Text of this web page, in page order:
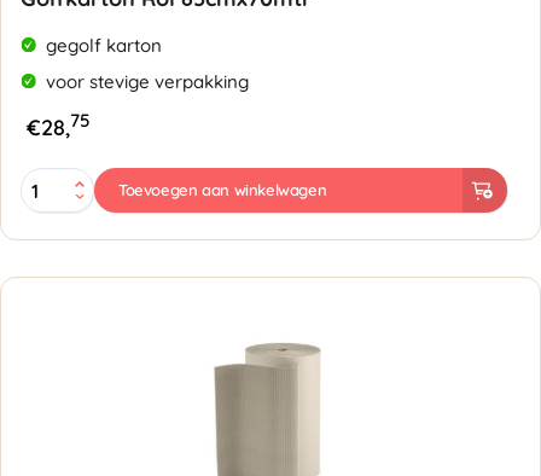
gegolf karton
voor stevige verpakking
€28,75
Golfkarton
Rol
Toevoegen aan winkelwagen